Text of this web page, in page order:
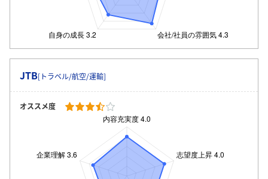
JTB[トラベル/航空/運輸]
オススメ度
ログイン・会員登録